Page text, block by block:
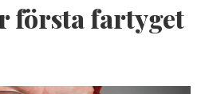
första fartyget